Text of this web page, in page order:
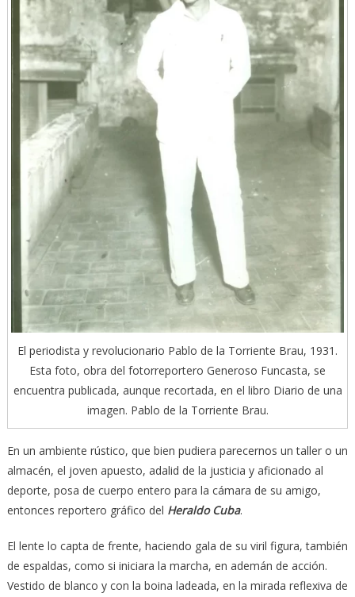
El periodista y revolucionario Pablo de la Torriente Brau, 1931.
Esta foto, obra del fotorreportero Generoso Funcasta, se
encuentra publicada, aunque recortada, en el libro Diario de una
imagen. Pablo de la Torriente Brau.
En un ambiente rústico, que bien pudiera parecernos un taller o un
almacén, el joven apuesto, adalid de la justicia y aficionado al
deporte, posa de cuerpo entero para la cámara de su amigo,
entonces reportero gráfico del Heraldo Cuba.
El lente lo capta de frente, haciendo gala de su viril figura, también
de espaldas, como si iniciara la marcha, en ademán de acción.
Vestido de blanco y con la boina ladeada, en la mirada reflexiva de